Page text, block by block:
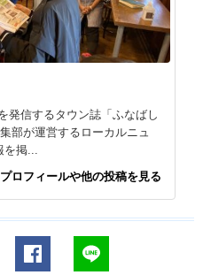
発信するタウン誌「ふなばし
部が運営するローカルニュ
を掲...
ロフィールや他の投稿を見る